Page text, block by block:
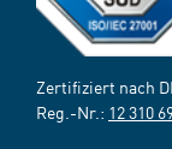
Zertifiziert nach
Reg.-Nr.: 12 310